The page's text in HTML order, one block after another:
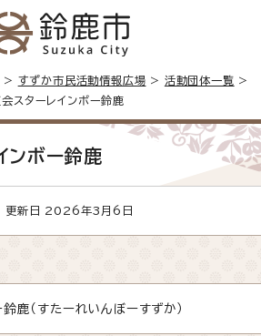
> すずか市民活動情報広場 > 活動団体一覧 >
スターレインボー鈴鹿
ンボー鈴鹿
新日 2026年3月6日
鹿（すたーれいんぼーすずか）